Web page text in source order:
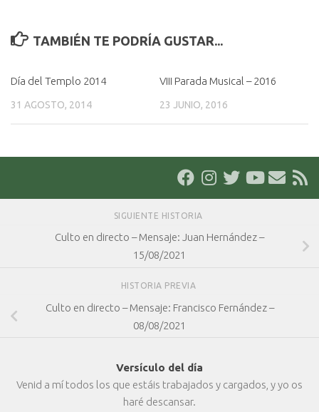
TAMBIÉN TE PODRÍA GUSTAR...
Día del Templo 2014
31 AGOSTO, 2014
VIII Parada Musical – 2016
23 JUNIO, 2016
SIGUIENTE HISTORIA
Culto en directo – Mensaje: Juan Hernández –
15/08/2021
HISTORIA PREVIA
Culto en directo – Mensaje: Francisco Fernández –
08/08/2021
Versículo del día
Venid a mí todos los que estáis trabajados y cargados, y yo os
haré descansar.